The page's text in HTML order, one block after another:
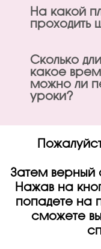
На какой
проходить
Сколько
какое
можно ли
уроки?
Затем верный
Нажав на
попадете на
сможете